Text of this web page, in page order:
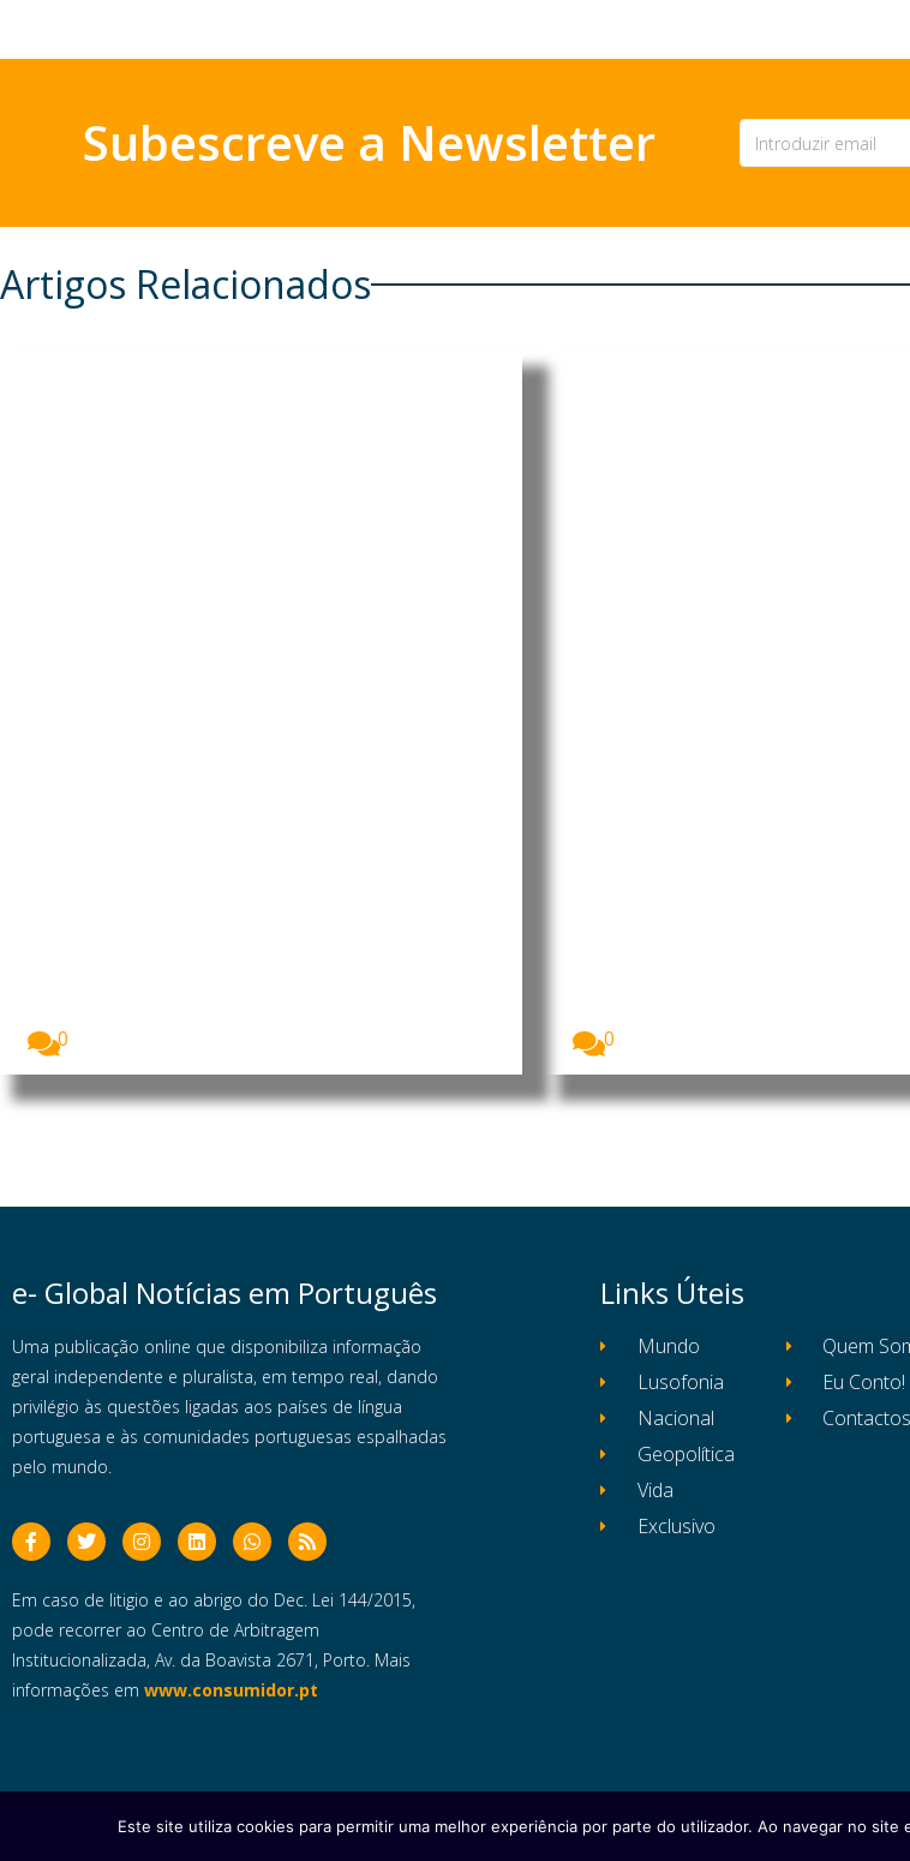
Subescreve a Newsletter
Artigos Relacionados
0
0
e- Global Notícias em Português
Uma publicação online que disponibiliza informação
geral independente e pluralista, em tempo real, dando
privilégio às questões ligadas aos países de língua
portuguesa e às comunidades portuguesas espalhadas
pelo mundo.
Em caso de litigio e ao abrigo do Dec. Lei 144/2015,
pode recorrer ao Centro de Arbitragem
Institucionalizada, Av. da Boavista 2671, Porto. Mais
informações em www.consumidor.pt
Links Úteis
Mundo
Lusofonia
Nacional
Geopolítica
Vida
Exclusivo
Quem
Eu Conto!
Contactos
Copyright © 2025 e- Global Notícias em Português | Todos os direitos reservados Ficha
Este site utiliza cookies para permitir uma melhor experiência por parte do utilizador. Ao navegar no site